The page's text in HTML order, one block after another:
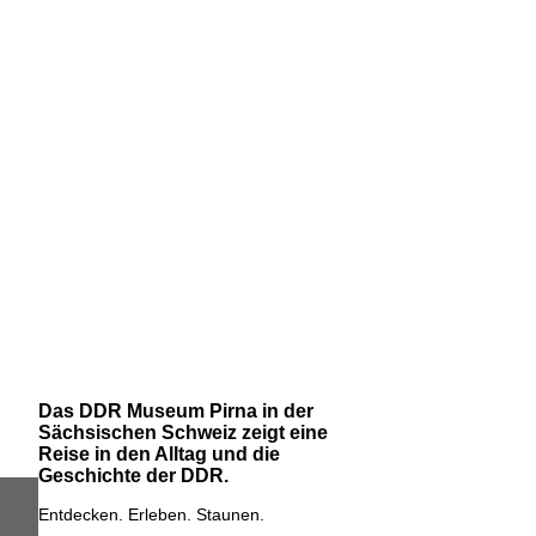
Das DDR Museum Pirna in der
Sächsischen Schweiz zeigt eine
Reise in den Alltag und die
Geschichte der DDR.
Entdecken. Erleben. Staunen.